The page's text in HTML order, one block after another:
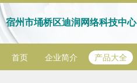
宿州市埇桥区迪润网络科技中心
首页 企业简介 产品大全